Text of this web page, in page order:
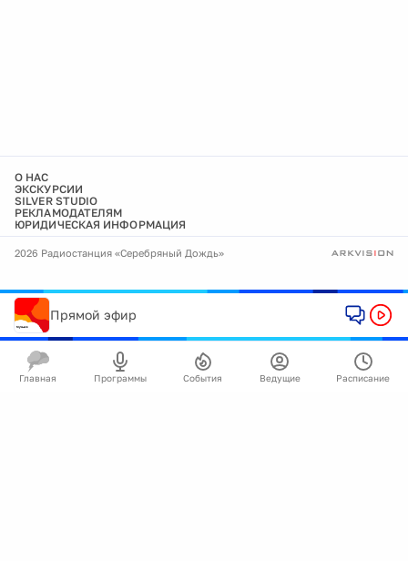
О НАС
ЭКСКУРСИИ
SILVER STUDIO
РЕКЛАМОДАТЕЛЯМ
ЮРИДИЧЕСКАЯ ИНФОРМАЦИЯ
2026 Радиостанция «Серебряный Дождь»
Прямой эфир
Главная Программы События Ведущие Расписание